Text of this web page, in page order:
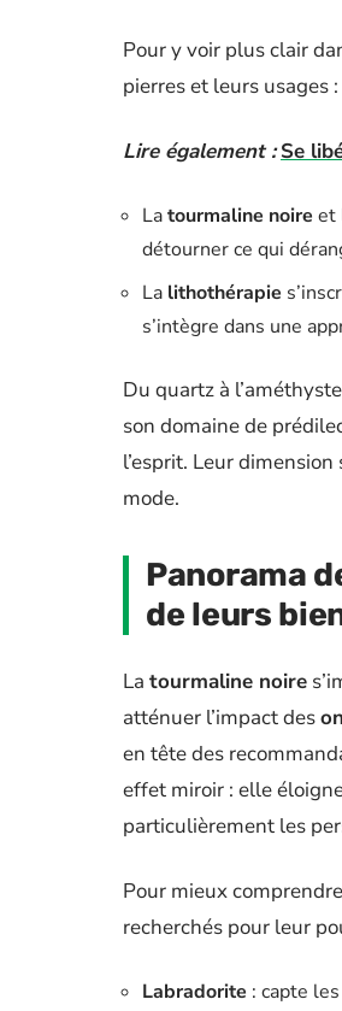
Pour y voir plus clair
pierres et leurs usages :
Lire également : Se
Latourmaline noire et
détourner ce qui
La lithothérapie
s’intègre dans une
Du quartz à
son domaine de
l’esprit. Leur
mode.
Panorama
de leurs
La tourmaline noire
atténuer l’impact des
en tête des
effet miroir : elle
particulièrement les
Pour mieux
recherchés pour leur
Labradorite : capte